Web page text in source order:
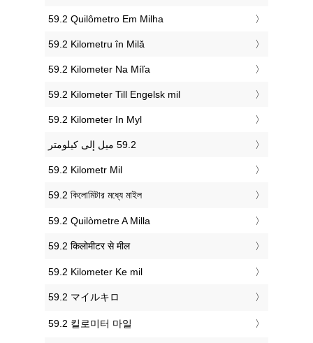
‎59.2 Quilômetro Em Milha
‎59.2 Kilometru în Milă
‎59.2 Kilometer Na Míľa
‎59.2 Kilometer Till Engelsk mil
‎59.2 Kilometer In Myl
‎59.2 Kilometr Mil
‎59.2 কিলোমিটার মধ্যে মাইল
‎59.2 Quilòmetre A Milla
‎59.2 किलोमीटर से मील
‎59.2 Kilometer Ke mil
‎59.2 マイルキロ
‎59.2 킬로미터 마일